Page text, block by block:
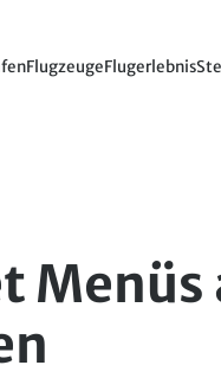
FlugzeugeFlugerlebnis
Menüs